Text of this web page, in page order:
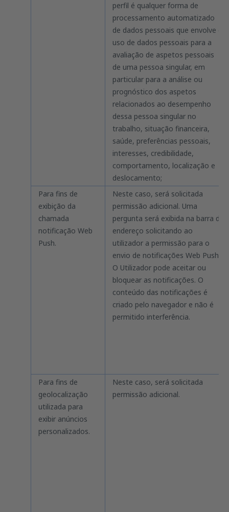
perfil é qualquer forma de
processamento automatizado
de dados pessoais que envolve o
uso de dados pessoais para a
avaliação de aspetos pessoais
de uma pessoa singular, em
particular para a análise ou
prognóstico dos aspetos
relacionados ao desempenho
dessa pessoa singular no
trabalho, situação financeira,
saúde, preferências pessoais,
interesses, credibilidade,
comportamento, localização e
deslocamento;
Para fins de
exibição da
chamada
notificação Web
Push.
Neste caso, será solicitada
permissão adicional. Uma
pergunta será exibida na barra de
endereço solicitando ao
utilizador a permissão para o
envio de notificações Web Push.
O Utilizador pode aceitar ou
bloquear as notificações. O
conteúdo das notificações é
criado pelo navegador e não é
permitido interferência.
Para fins de
geolocalização
utilizada para
exibir anúncios
personalizados.
Neste caso, será solicitada
permissão adicional.